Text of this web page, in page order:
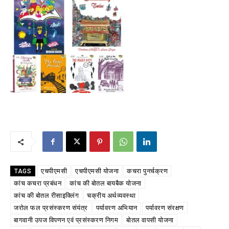
TAGS एचपीएमसी एचपीएमसी योजना
कचरा पुनर्चक्रण
कांच कचरा प्रबंधन
कांच की बोतल बायबैक योजना
कांच की बोतल रीसाइक्लिंग
चक्रीय अर्थव्यवस्था
जरोल फल प्रसंस्करण संयंत्र
पर्यावरण अभियान
पर्यावरण संरक्षण
बागवानी उपज विपणन एवं प्रसंस्करण निगम
बोतल वापसी योजना